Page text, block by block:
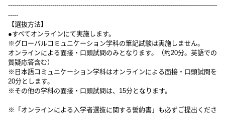
--------------------------------------------------------------------------------------------------------
-----
【選抜方法】
●すべてオンラインにて実施します。
※グローバルコミュニケーション学科の筆記試験は実施しません。
オンラインによる面接・口頭試問のみとなります。（約20分。英語での
質疑応答含む）
※日本語コミュニケーション学科はオンラインによる面接・口頭試問を
20分とします。
※その他の学科の面接・口頭試問は、15分となります。
※「オンラインによる入学者選抜に関する誓約書」も必ずご提出くださ